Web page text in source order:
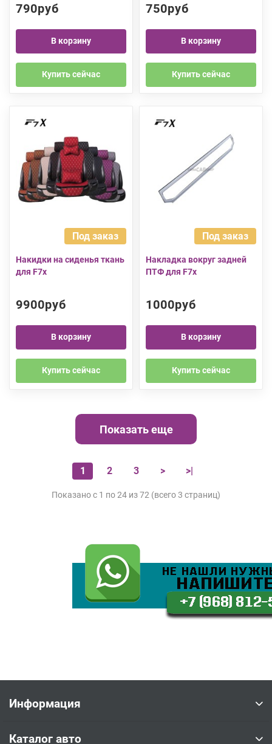
790руб
В корзину
Купить сейчас
750руб
В корзину
Купить сейчас
Под заказ
Накидки на сиденья ткань
для F7x
9900руб
В корзину
Купить сейчас
Под заказ
Накладка вокруг задней
ПТФ для F7x
1000руб
В корзину
Купить сейчас
Показать еще
1 2 3 > >|
Показано с 1 по 24 из 72 (всего 3 страниц)
Информация
Каталог авто